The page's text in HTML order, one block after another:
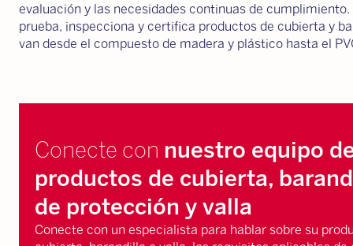
evaluación y las necesidades continuas de cumplimiento.
prueba, inspecciona y certifica productos de cubierta y
van desde el compuesto de madera y plástico hasta el
Conecte con nuestro equipo
productos de cubierta,
de protección y valla
Conecte con un especialista para hablar sobre su